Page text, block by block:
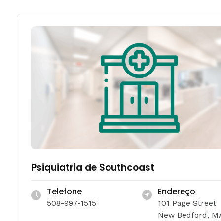
Psiquiatria de Southcoast
Telefone
508-997-1515
Endereço
101 Page Street
New Bedford,